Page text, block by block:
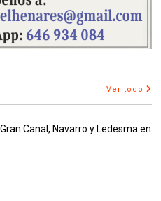
Ver todo
Canal, Navarro y Ledesma en